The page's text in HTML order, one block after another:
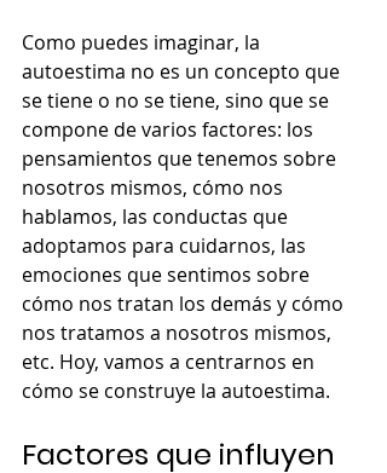
Como puedes imaginar, la
autoestima no es un concepto que
se tiene o no se tiene, sino que se
compone de varios factores: los
pensamientos que tenemos sobre
nosotros mismos, cómo nos
hablamos, las conductas que
adoptamos para cuidarnos, las
emociones que sentimos sobre
cómo nos tratan los demás y cómo
nos tratamos a nosotros mismos,
etc. Hoy, vamos a centrarnos en
cómo se construye la autoestima.
Factores que influyen